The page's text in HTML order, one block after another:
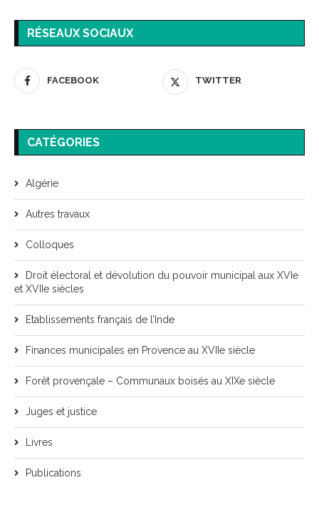
RÉSEAUX SOCIAUX
FACEBOOK TWITTER
CATÉGORIES
Algérie
Autres travaux
Colloques
Droit électoral et dévolution du pouvoir municipal aux XVIe
et XVIIe siècles
Etablissements français de l’Inde
Finances municipales en Provence au XVIIe siècle
Forêt provençale – Communaux boisés au XIXe siècle
Juges et justice
Livres
Publications